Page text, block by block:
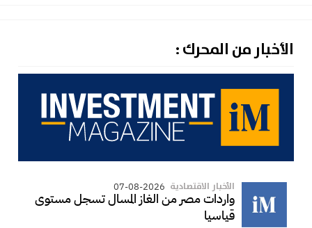
الأخبار من المحرك :
الأخبار الاقتصادية 07-08-2026
واردات مصر من الغاز المسال تسجل مستوى
قياسيا